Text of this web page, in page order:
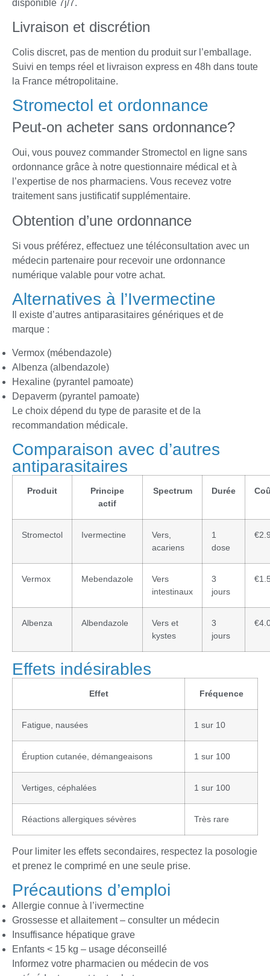
disponible 7j/7.
Livraison et discrétion
Colis discret, pas de mention du produit sur l’emballage.
Suivi en temps réel et livraison express en 48h dans toute
la France métropolitaine.
Stromectol et ordonnance
Peut-on acheter sans ordonnance?
Oui, vous pouvez commander Stromectol en ligne sans
ordonnance grâce à notre questionnaire médical et à
l’expertise de nos pharmaciens. Vous recevez votre
traitement sans justificatif supplémentaire.
Obtention d’une ordonnance
Si vous préférez, effectuez une téléconsultation avec un
médecin partenaire pour recevoir une ordonnance
numérique valable pour votre achat.
Alternatives à l’Ivermectine
Il existe d’autres antiparasitaires génériques et de
marque :
Vermox (mébendazole)
Albenza (albendazole)
Hexaline (pyrantel pamoate)
Depaverm (pyrantel pamoate)
Le choix dépend du type de parasite et de la
recommandation médicale.
Comparaison avec d’autres
antiparasitaires
Produit
Principe
actif
Spectrum Durée
Stromectol Ivermectine
Vers,
acariens
1
dose
Vermox Mebendazole
Vers
intestinaux
3
jours
Albenza Albendazole
Vers et
kystes
3
jours
Effets indésirables
Effet Fréquence
Fatigue, nausées 1 sur 10
Éruption cutanée, démangeaisons 1 sur 100
Vertiges, céphalées 1 sur 100
Réactions allergiques sévères Très rare
Pour limiter les effets secondaires, respectez la posologie
et prenez le comprimé en une seule prise.
Précautions d’emploi
Allergie connue à l’ivermectine
Grossesse et allaitement – consulter un médecin
Insuffisance hépatique grave
Enfants < 15 kg – usage déconseillé
Informez votre pharmacien ou médecin de vos